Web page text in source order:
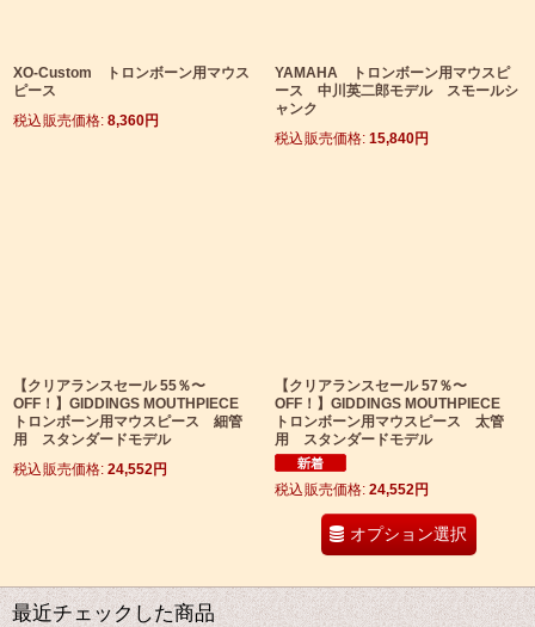
XO-Custom トロンボーン用マウス
ピース
税込
: 8,360円
YAMAHA トロンボーン用マウスピ
ース 中川英二郎モデル スモールシ
ャンク
税込
: 15,840円
【クリアランスセール 55％〜
OFF！】GIDDINGS MOUTHPIECE
トロンボーン用マウスピース 細管
用 スタンダードモデル
税込
: 24,552円
【クリアランスセール 57％〜
OFF！】GIDDINGS MOUTHPIECE
トロンボーン用マウスピース 太管
用 スタンダードモデル
税込 : 24,552円
オプション選択
最近チェックした商品